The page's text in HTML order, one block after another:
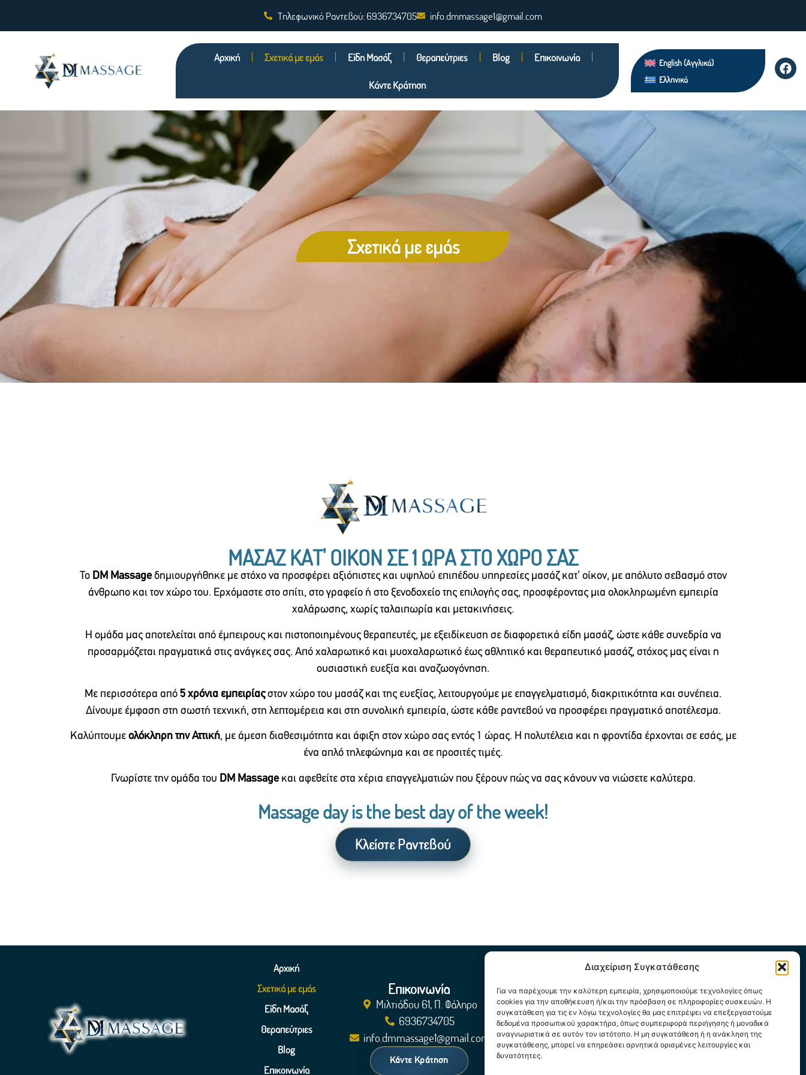
Διαχείριση Συγκατάθεσης
Για να παρέχουμε την καλύτερη εμπειρία, χρησιμοποιούμε τεχνολογίες όπως
cookies για την αποθήκευση ή/και την πρόσβαση σε πληροφορίες συσκευών. Η
συγκατάθεση για τις εν λόγω τεχνολογίες θα μας επιτρέψει να επεξεργαστούμε
δεδομένα προσωπικού χαρακτήρα, όπως συμπεριφορά περιήγησης ή μοναδικά
αναγνωριστικά σε αυτόν τον ιστότοπο. Η μη συγκατάθεση ή η ανάκληση της
συγκατάθεσης, μπορεί να επηρεάσει αρνητικά ορισμένες λειτουργίες και
δυνατότητες.
Τηλεφωνικό Ραντεβού: 6936734705 info.dmmassage1@gmail.com
Αρχική Σχετικά με εμάς Είδη Μασάζ Θεραπεύτριες Blog Επικοινωνία
Κάντε Κράτηση
English(Αγγλικά)
Ελληνικά
Σχετικά με εμάς
ΜΑΣΑΖ ΚΑΤ' ΟΙΚΟΝ ΣΕ 1 ΩΡΑ ΣΤΟ ΧΩΡΟ ΣΑΣ
Το DM Massageδημιουργήθηκε με στόχο να προσφέρει αξιόπιστες και υψηλού επιπέδου υπηρεσίες μασάζ κατ’ οίκον, με απόλυτο σεβασμό στον
άνθρωπο και τον χώρο του. Ερχόμαστε στο σπίτι, στο γραφείο ή στο ξενοδοχείο της επιλογής σας, προσφέροντας μια ολοκληρωμένη εμπειρία
χαλάρωσης, χωρίς ταλαιπωρία και μετακινήσεις.
Η ομάδα μας αποτελείται από έμπειρους και πιστοποιημένους θεραπευτές, με εξειδίκευση σε διαφορετικά είδη μασάζ, ώστε κάθε συνεδρία να
προσαρμόζεται πραγματικά στις ανάγκες σας. Από χαλαρωτικό και μυοχαλαρωτικό έως αθλητικό και θεραπευτικό μασάζ, στόχος μας είναι η
ουσιαστική ευεξία και αναζωογόνηση.
Με περισσότερα από 5 χρόνια εμπειρίαςστον χώρο του μασάζ και της ευεξίας, λειτουργούμε με επαγγελματισμό, διακριτικότητα και συνέπεια.
Δίνουμε έμφαση στη σωστή τεχνική, στη λεπτομέρεια και στη συνολική εμπειρία, ώστε κάθε ραντεβού να προσφέρει πραγματικό αποτέλεσμα.
Καλύπτουμε ολόκληρη την Αττική, με άμεση διαθεσιμότητα και άφιξη στον χώρο σας εντός 1 ώρας. Η πολυτέλεια και η φροντίδα έρχονται σε εσάς, με
ένα απλό τηλεφώνημα και σε προσιτές τιμές.
Γνωρίστε την ομάδα του DM Massageκαι αφεθείτε στα χέρια επαγγελματιών που ξέρουν πώς να σας κάνουν να νιώσετε καλύτερα.
Massage day is the best day of the week!
Κλείστε Ραντεβού
Αρχική
Σχετικά με εμάς
Είδη Μασάζ
Θεραπεύτριες
Blog
Επικοινωνία
Επικοινωνία
Μιλτιάδου 61, Π. Φάληρο
6936734705
info.dmmassage1@gmail.com
Κάντε Κράτηση
Ακολουθήστε μας
Πολιτική Cookies
Κάντε κλικ για να αποδεχτείτε cookies
εμπορικής προώθησης και να
ενεργοποιήσετε αυτό το περιεχόμενο